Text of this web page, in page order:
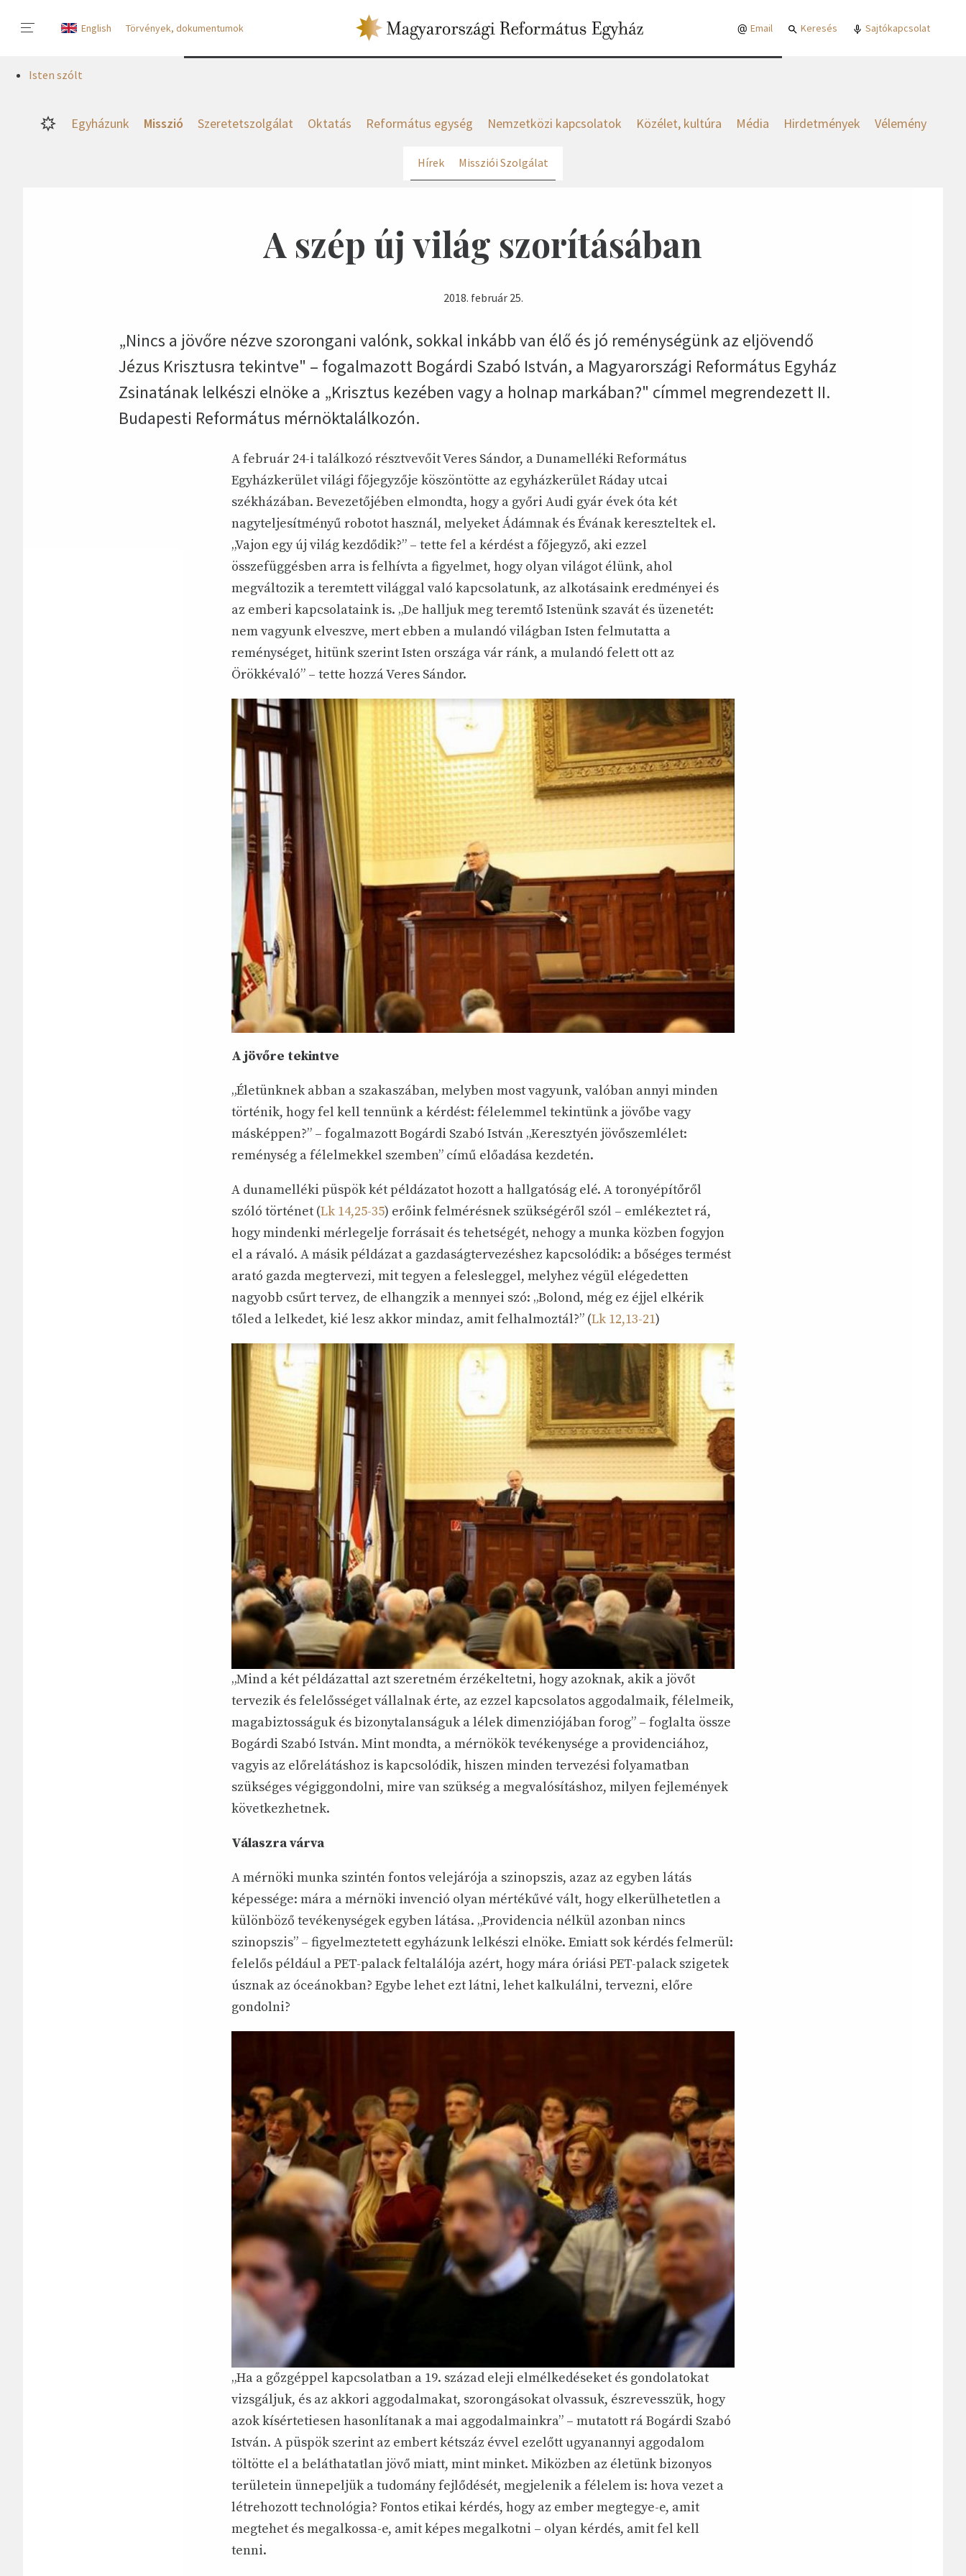
English Törvények, dokumentumok Email Keresés Sajtókapcsolat
Isten szólt
Egyházunk Misszió Szeretetszolgálat Oktatás Református egység Nemzetközi kapcsolatok Közélet, kultúra Média Hirdetmények Vélemény
Hírek Missziói Szolgálat
A szép új világ szorításában
2018. február 25.
„Nincs a jövőre nézve szorongani valónk, sokkal inkább van élő és jó reménységünk az eljövendő
Jézus Krisztusra tekintve" – fogalmazott Bogárdi Szabó István, a Magyarországi Református Egyház
Zsinatának lelkészi elnöke a „Krisztus kezében vagy a holnap markában?" címmel megrendezett II.
Budapesti Református mérnöktalálkozón.
A február 24-i találkozó résztvevőit Veres Sándor, a Dunamelléki Református
Egyházkerület világi főjegyzője köszöntötte az egyházkerület Ráday utcai
székházában. Bevezetőjében elmondta, hogy a győri Audi gyár évek óta két
nagyteljesítményű robotot használ, melyeket Ádámnak és Évának kereszteltek el.
„Vajon egy új világ kezdődik?” – tette fel a kérdést a főjegyző, aki ezzel
összefüggésben arra is felhívta a figyelmet, hogy olyan világot élünk, ahol
megváltozik a teremtett világgal való kapcsolatunk, az alkotásaink eredményei és
az emberi kapcsolataink is. „De halljuk meg teremtő Istenünk szavát és üzenetét:
nem vagyunk elveszve, mert ebben a mulandó világban Isten felmutatta a
reménységet, hitünk szerint Isten országa vár ránk, a mulandó felett ott az
Örökkévaló” – tette hozzá Veres Sándor.
A jövőre tekintve
„Életünknek abban a szakaszában, melyben most vagyunk, valóban annyi minden
történik, hogy fel kell tennünk a kérdést: félelemmel tekintünk a jövőbe vagy
másképpen?” – fogalmazott Bogárdi Szabó István „Keresztyén jövőszemlélet:
reménység a félelmekkel szemben” című előadása kezdetén.
A dunamelléki püspök két példázatot hozott a hallgatóság elé. A toronyépítőről
szóló történet (Lk 14,25-35) erőink felmérésnek szükségéről szól – emlékeztet rá,
hogy mindenki mérlegelje forrásait és tehetségét, nehogy a munka közben fogyjon
el a rávaló. A másik példázat a gazdaságtervezéshez kapcsolódik: a bőséges termést
arató gazda megtervezi, mit tegyen a felesleggel, melyhez végül elégedetten
nagyobb csűrt tervez, de elhangzik a mennyei szó: „Bolond, még ez éjjel elkérik
tőled a lelkedet, kié lesz akkor mindaz, amit felhalmoztál?” (Lk 12,13-21)
„Mind a két példázattal azt szeretném érzékeltetni, hogy azoknak, akik a jövőt
tervezik és felelősséget vállalnak érte, az ezzel kapcsolatos aggodalmaik, félelmeik,
magabiztosságuk és bizonytalanságuk a lélek dimenziójában forog” – foglalta össze
Bogárdi Szabó István. Mint mondta, a mérnökök tevékenysége a providenciához,
vagyis az előrelátáshoz is kapcsolódik, hiszen minden tervezési folyamatban
szükséges végiggondolni, mire van szükség a megvalósításhoz, milyen fejlemények
következhetnek.
Válaszra várva
A mérnöki munka szintén fontos velejárója a szinopszis, azaz az egyben látás
képessége: mára a mérnöki invenció olyan mértékűvé vált, hogy elkerülhetetlen a
különböző tevékenységek egyben látása. „Providencia nélkül azonban nincs
szinopszis” – figyelmeztetett egyházunk lelkészi elnöke. Emiatt sok kérdés felmerül:
felelős például a PET-palack feltalálója azért, hogy mára óriási PET-palack szigetek
úsznak az óceánokban? Egybe lehet ezt látni, lehet kalkulálni, tervezni, előre
gondolni?
„Ha a gőzgéppel kapcsolatban a 19. század eleji elmélkedéseket és gondolatokat
vizsgáljuk, és az akkori aggodalmakat, szorongásokat olvassuk, észrevesszük, hogy
azok kísértetiesen hasonlítanak a mai aggodalmainkra” – mutatott rá Bogárdi Szabó
István. A püspök szerint az embert kétszáz évvel ezelőtt ugyanannyi aggodalom
töltötte el a beláthatatlan jövő miatt, mint minket. Miközben az életünk bizonyos
területein ünnepeljük a tudomány fejlődését, megjelenik a félelem is: hova vezet a
létrehozott technológia? Fontos etikai kérdés, hogy az ember megtegye-e, amit
megtehet és megalkossa-e, amit képes megalkotni – olyan kérdés, amit fel kell
tenni.